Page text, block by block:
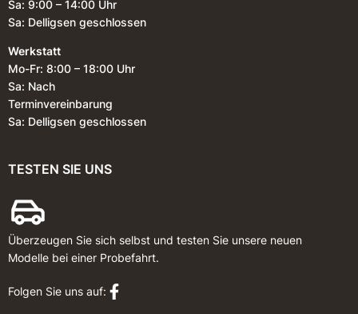
Sa: 9:00 – 14:00 Uhr
Sa: Delligsen geschlossen
Werkstatt
Mo-Fr: 8:00 – 18:00 Uhr
Sa: Nach
Terminvereinbarung
Sa: Delligsen geschlossen
TESTEN SIE UNS
Überzeugen Sie sich selbst und testen Sie unsere neuen
Modelle bei einer Probefahrt.
Folgen Sie uns auf: